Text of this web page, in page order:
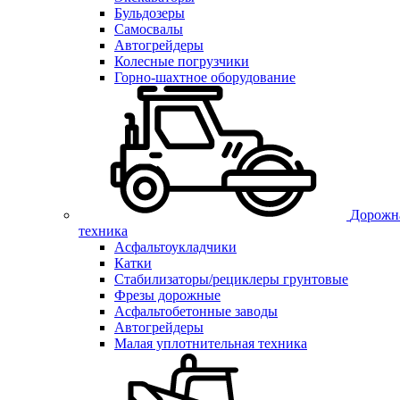
Бульдозеры
Самосвалы
Автогрейдеры
Колесные погрузчики
Горно-шахтное оборудование
техника
Асфальтоукладчики
Катки
Стабилизаторы/рециклеры грунтовые
Фрезы дорожные
Асфальтобетонные заводы
Автогрейдеры
Малая уплотнительная техника